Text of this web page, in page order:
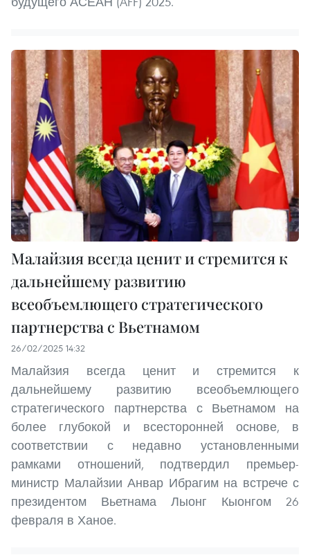
Малайзия всегда ценит и стремится к
дальнейшему развитию
всеобъемлющего стратегического
партнерства с Вьетнамом
26/02/2025 14:32
Малайзия всегда ценит и стремится к
дальнейшему развитию всеобъемлющего
стратегического партнерства с Вьетнамом на
более глубокой и всесторонней основе, в
соответствии с недавно установленными
рамками отношений, подтвердил премьер-
министр Малайзии Анвар Ибрагим на встрече с
президентом Вьетнама Лыонг Кыонгом 26
февраля в Ханое.